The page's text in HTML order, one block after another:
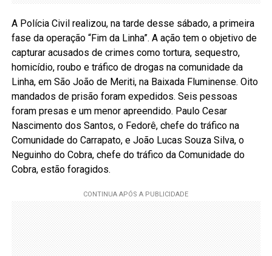
A Polícia Civil realizou, na tarde desse sábado, a primeira
fase da operação “Fim da Linha”. A ação tem o objetivo de
capturar acusados de crimes como tortura, sequestro,
homicídio, roubo e tráfico de drogas na comunidade da
Linha, em São João de Meriti, na Baixada Fluminense. Oito
mandados de prisão foram expedidos. Seis pessoas
foram presas e um menor apreendido. Paulo Cesar
Nascimento dos Santos, o Fedorê, chefe do tráfico na
Comunidade do Carrapato, e João Lucas Souza Silva, o
Neguinho do Cobra, chefe do tráfico da Comunidade do
Cobra, estão foragidos.